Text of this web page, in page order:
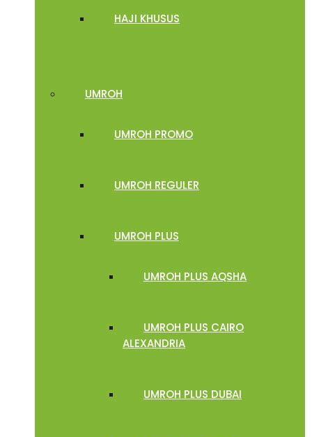
HAJI KHUSUS
UMROH
UMROH PROMO
UMROH REGULER
UMROH PLUS
UMROH PLUS AQSHA
UMROH PLUS CAIRO
ALEXANDRIA
UMROH PLUS DUBAI